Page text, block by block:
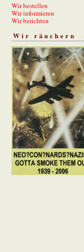
Wir bestellen
Wir informieren
Wir berichten
Wir räuchern